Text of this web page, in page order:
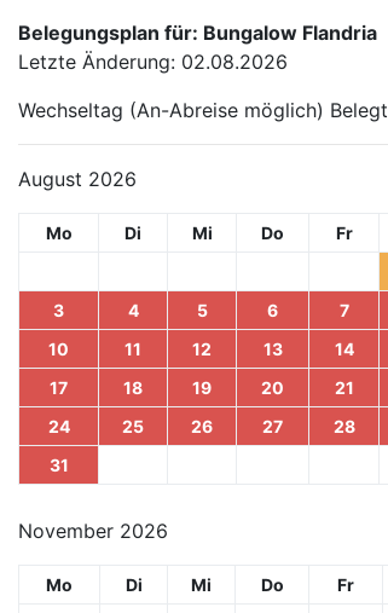
Belegungsplan für: Bungalow Flandria
Letzte Änderung: 02.08.2026
Wechseltag (An-Abreise möglich) Belegt
August 2026
Mo Di Mi Do Fr
3
4 5 6 7
10
11 12 13 14
17
18 19 20 21
24
25 26 27 28
31
November 2026
Mo Di Mi Do Fr